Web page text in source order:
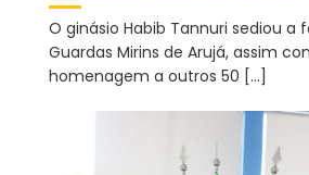
O ginásio Habib Tannuri sediou a
Guardas Mirins de Arujá, assim
homenagem a outros 50 […]